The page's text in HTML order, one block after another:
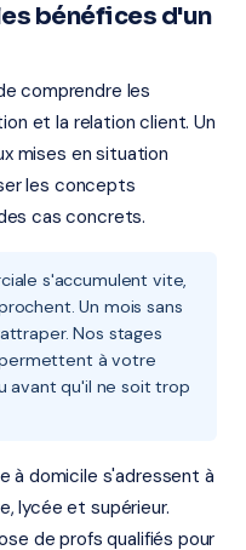
bénéfices d'un
comprendre les
et la relation client. Un
mises en situation
les concepts
cas concrets.
s'accumulent vite,
Un mois sans
Nos stages
à votre
avant qu'il ne soit trop
à domicile s'adressent à
lycée et supérieur.
de profs qualifiés pour